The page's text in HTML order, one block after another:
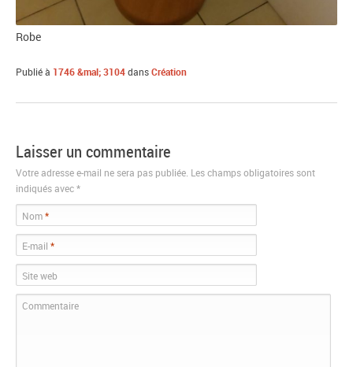
Robe
Publiéà 1746 &mal; 3104dansCréation
Laisser un commentaire
Votre adresse e-mail ne sera pas publiée. Les champs obligatoires sont
indiqués avec*
Nom*
E-mail *
Site web
Commentaire